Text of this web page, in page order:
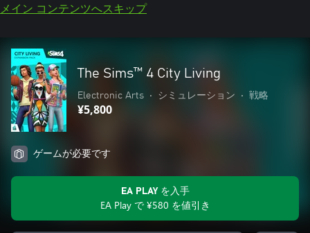
メイン コンテンツへスキップ
The Sims™ 4 City Living
Electronic Arts • シミュレーション • 戦略
¥5,800
ゲームが必要です
EA PLAY を入手
EA Play で ¥580 を値引き